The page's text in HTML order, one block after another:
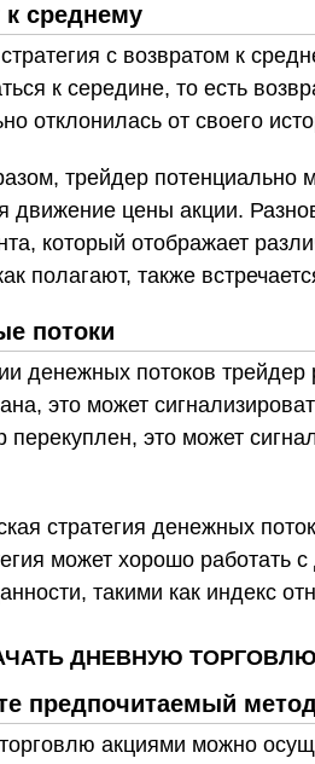
к среднему
с возвратом к
к середине, то есть
отклонилась от своего
трейдер потенциально
движение цены акции.
который отображает
полагают, также
потоки
денежных потоков
это может
перекуплен, это может
стратегия денежных
может хорошо работать
такими как индекс
ДНЕВНУЮ ТОРГОВЛЮ
предпочитаемый
акциями можно